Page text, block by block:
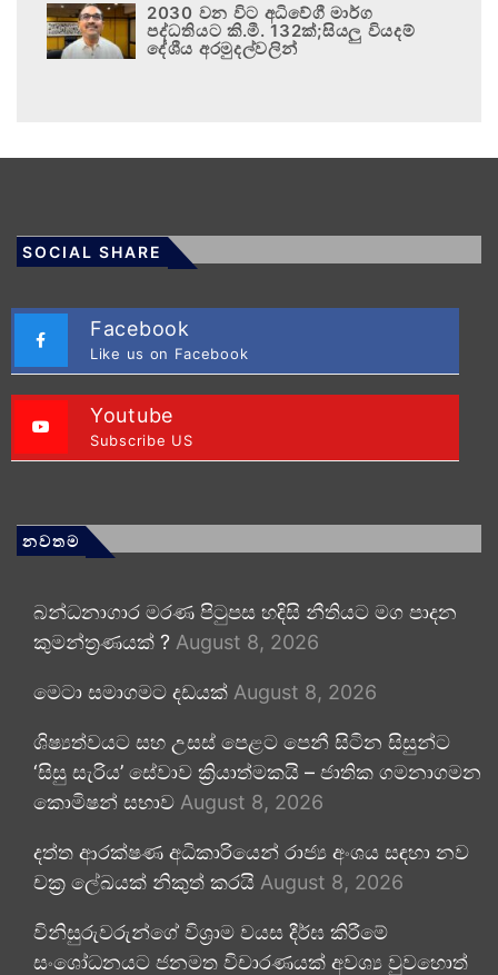
2030 වන විට අධිවේගී මාර්ග
පද්ධතියට කි.මී. 132ක්;සියලු වියදම්
දේශීය අරමුදල්වලින්
SOCIAL SHARE
Facebook
Like us on Facebook
Youtube
Subscribe US
නවතම
බන්ධනාගාර මරණ පිටුපස හදිසි නීතියට මග පාදන
කුමන්ත්‍රණයක් ? August 8, 2026
මෙටා සමාගමට දඩයක් August 8, 2026
ශිෂ්‍යත්වයට සහ උසස් පෙළට පෙනී සිටින සිසුන්ට
‘සිසු සැරිය’ සේවාව ක්‍රියාත්මකයි – ජාතික ගමනාගමන
කොමිෂන් සභාව August 8, 2026
දත්ත ආරක්ෂණ අධිකාරියෙන් රාජ්‍ය අංශය සඳහා නව
චක්‍ර ලේඛයක් නිකුත් කරයි August 8, 2026
විනිසුරුවරුන්ගේ විශ්‍රාම වයස දීර්ඝ කිරීමේ
සංශෝධනයට ජනමත විචාරණයක් අවශ්‍ය වුවහොත්